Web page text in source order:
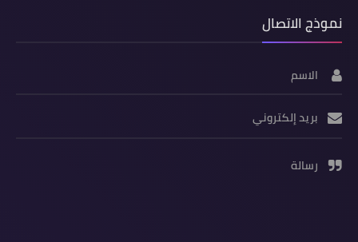
نموذج الاتصال
الاسم
بريد إلكتروني
رسالة